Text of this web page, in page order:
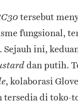
tersebut
fungsional,
ini,
dan putih.
, kolaborasi
tersedia di toko-